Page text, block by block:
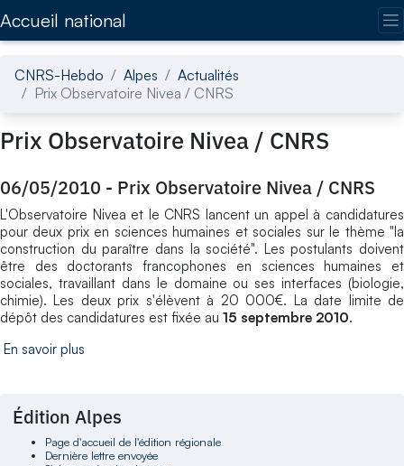
Accueil national
CNRS-Hebdo Alpes
Actualités
Prix Observatoire Nivea / CNRS
Prix Observatoire Nivea / CNRS
06/05/2010 - Prix Observatoire Nivea / CNRS
L'Observatoire Nivea et le CNRS lancent un appel à candidatures
pour deux prix en sciences humaines et sociales sur le thème "la
construction du paraître dans la société". Les postulants doivent
être des doctorants francophones en sciences humaines et
sociales, travaillant dans le domaine ou ses interfaces (biologie,
chimie). Les deux prix s'élèvent à 20 000€. La date limite de
dépôt des candidatures est fixée au 15 septembre 2010.
En savoir plus
Édition Alpes
Page d'accueil de l'édition régionale
Dernière lettre envoyée